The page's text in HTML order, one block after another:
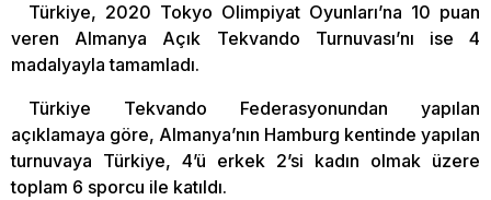
Türkiye, 2020 Tokyo Olimpiyat Oyunları’na 10 puan
veren Almanya Açık Tekvando Turnuvası’nı ise 4
madalyayla tamamladı.
Türkiye Tekvando Federasyonundan yapılan
açıklamaya göre, Almanya’nın Hamburg kentinde yapılan
turnuvaya Türkiye, 4’ü erkek 2’si kadın olmak üzere
toplam 6 sporcu ile katıldı.